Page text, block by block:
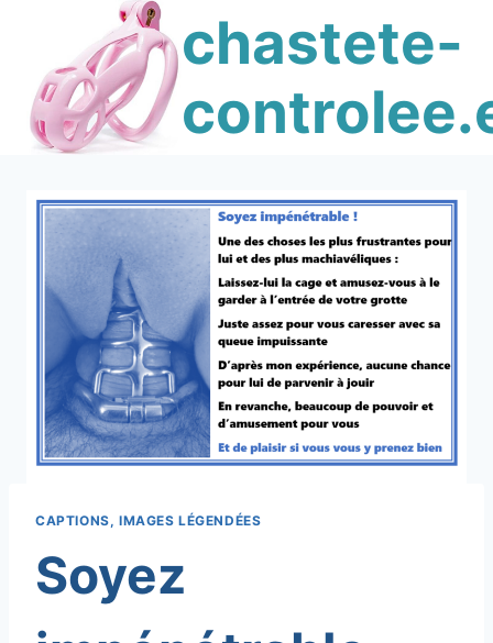
content
chastete-
CAPTIONS, IMAGES LÉGENDÉES
Soyez